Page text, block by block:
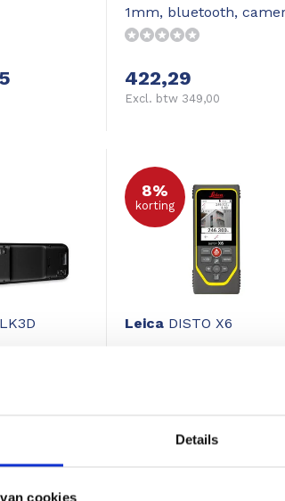
Details
cookies
1mm, bluetooth,
422,29
Excl. btw 349,00
8%
korting
Leica DISTO X6
785,29 724,79
Excl. btw 599,00